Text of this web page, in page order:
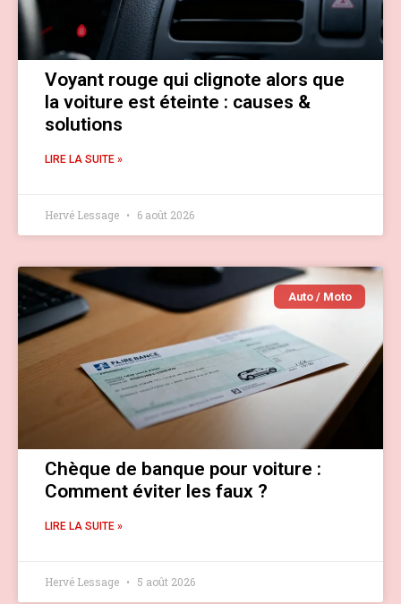
Voyant rouge qui clignote alors que
la voiture est éteinte : causes &
solutions
LIRE LA SUITE »
Hervé Lessage 6 août 2026
Auto / Moto
Chèque de banque pour voiture :
Comment éviter les faux ?
LIRE LA SUITE »
Hervé Lessage 5 août 2026